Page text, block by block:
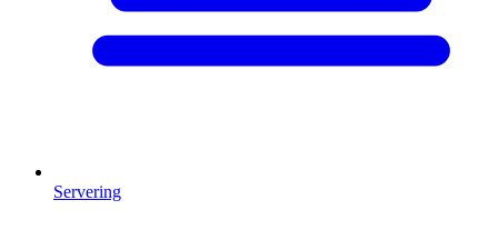
Servering